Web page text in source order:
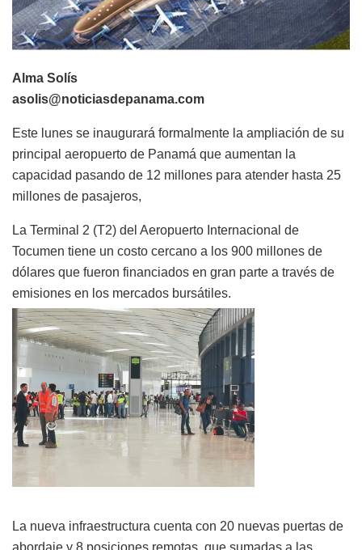
Alma Solís
asolis@noticiasdepanama.com
Este lunes se inaugurará formalmente la ampliación de su
principal aeropuerto de Panamá que aumentan la
capacidad pasando de 12 millones para atender hasta 25
millones de pasajeros,
La Terminal 2 (T2) del Aeropuerto Internacional de
Tocumen tiene un costo cercano a los 900 millones de
dólares que fueron financiados en gran parte a través de
emisiones en los mercados bursátiles.
La nueva infraestructura cuenta con 20 nuevas puertas de
abordaje y 8 posiciones remotas, que sumadas a las